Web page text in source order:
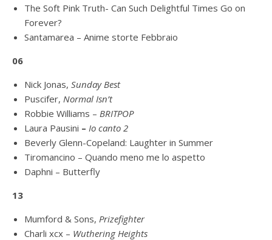
The Soft Pink Truth- Can Such Delightful Times Go on
Forever?
Santamarea – Anime storte Febbraio
06
Nick Jonas, Sunday Best
Puscifer, Normal Isn’t
Robbie Williams – BRITPOP
Laura Pausini – Io canto 2
Beverly Glenn-Copeland: Laughter in Summer
Tiromancino – Quando meno me lo aspetto
Daphni – Butterfly
13
Mumford & Sons, Prizefighter
Charli xcx – Wuthering Heights